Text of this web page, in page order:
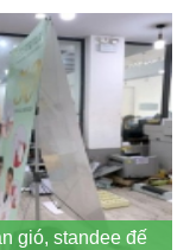
gió, standee đế